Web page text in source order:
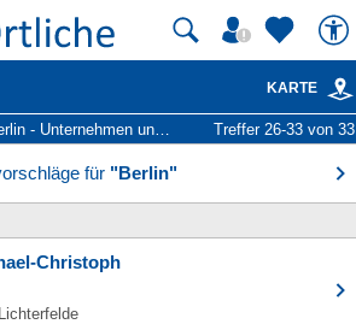
KARTE
- Unternehmen und Personen Treffer 26-33 von 33
für "Berlin"
Christoph